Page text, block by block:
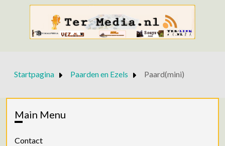
Startpagina Paarden en Ezels Paard(mini)
Main Menu
Contact